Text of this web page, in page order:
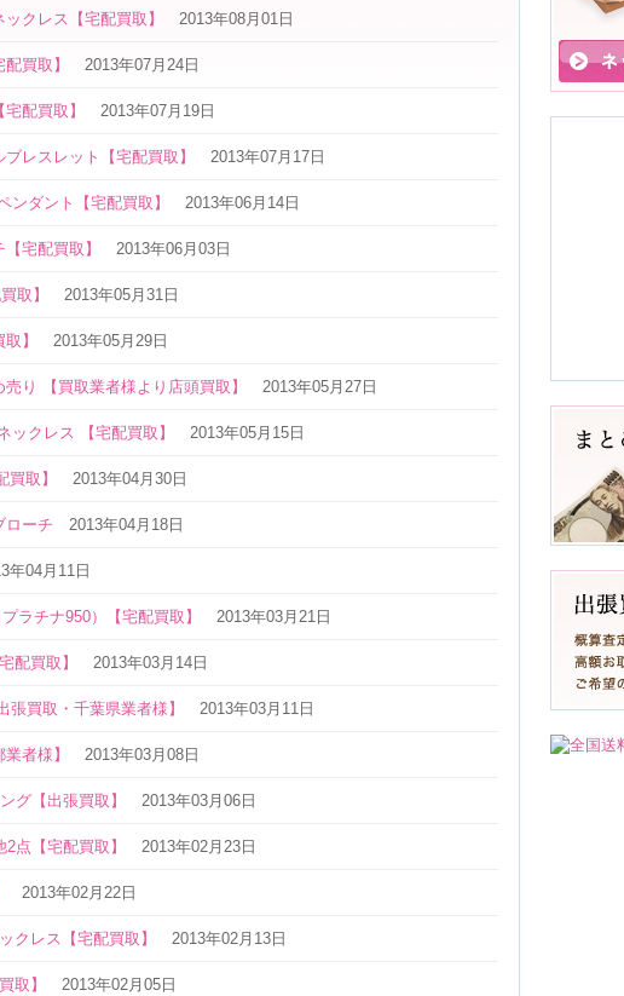
クレス【宅配買取】 2013年08月01日
買取】 2013年07月24日
配買取】 2013年07月19日
レスレット【宅配買取】 2013年07月17日
ンダント【宅配買取】 2013年06月14日
宅配買取】 2013年06月03日
取】 2013年05月31日
】 2013年05月29日
り 【買取業者様より店頭買取】 2013年05月27日
ックレス 【宅配買取】 2013年05月15日
取】 2013年04月30日
ーチ 2013年04月18日
年04月11日
ラチナ950）【宅配買取】 2013年03月21日
配買取】 2013年03月14日
買取・千葉県業者様】 2013年03月11日
者様】 2013年03月08日
グ【出張買取】 2013年03月06日
点【宅配買取】 2013年02月23日
2013年02月22日
クレス【宅配買取】 2013年02月13日
取】 2013年02月05日